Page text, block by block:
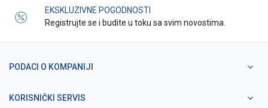
EKSKLUZIVNE POGODNOSTI
Registrujte se i budite u toku sa svim novostima.
PODACI O KOMPANIJI
KORISNIČKI SERVIS